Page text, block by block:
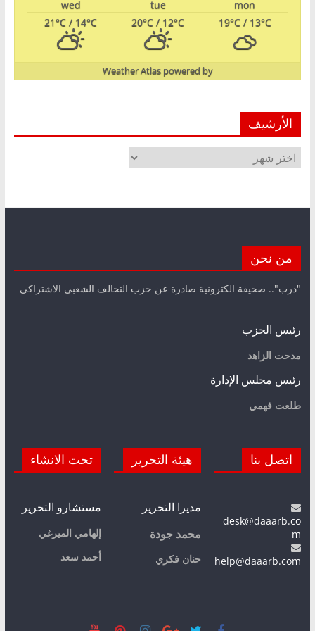
mon
tue
wed
19°C/ 13°C
20°C / 12°C
21°C / 14°C
powered by
Weather Atlas
الأرشيف
الأرشيف
من نحن
"درب".. صحيفة الكترونية صادرة عن حزب التحالف الشعبي الاشتراكي
رئيس الحزب
مدحت الزاهد
رئيس مجلس الإدارة
طلعت فهمي
اتصل بنا
desk@daaarb.co
m
help@daaarb.com
هيئة التحرير
مديرا التحرير
محمد جودة
حنان فكري
تحت الانشاء
مستشارو التحرير
إلهامي الميرغي
أحمد سعد